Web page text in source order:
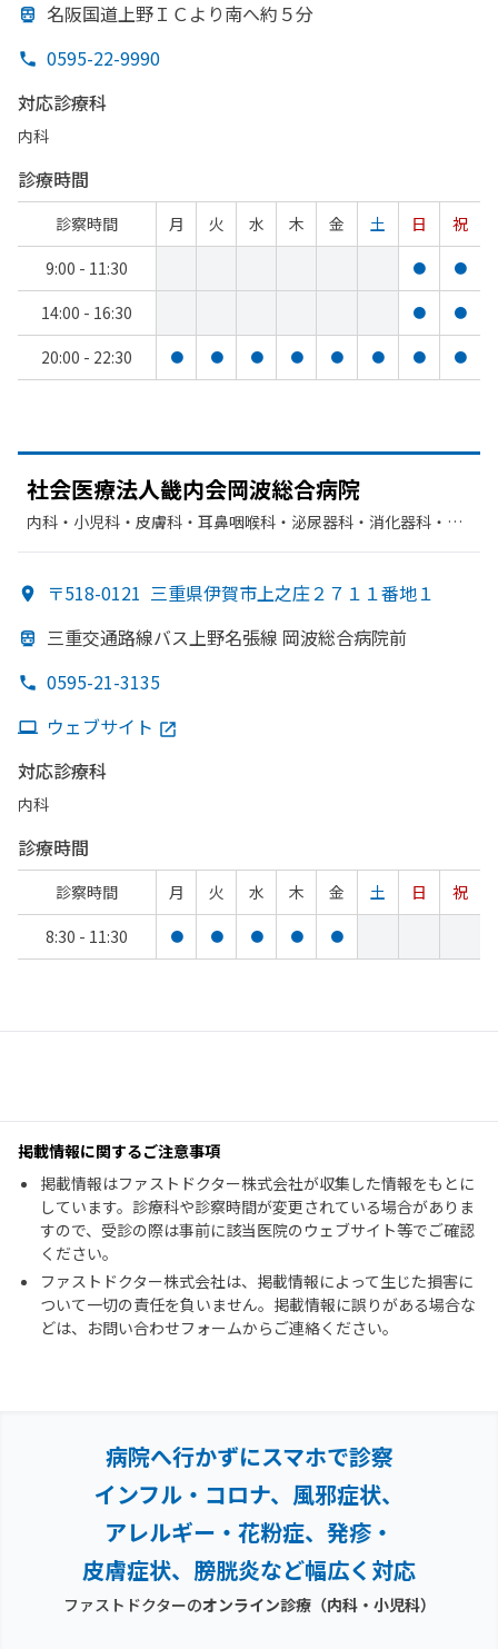
名阪国道上野ＩＣより南へ約５分
0595-22-9990
対応診療科
内科
診療時間
診察時間 月 火 水 木 金 土 日
祝
9:00 - 11:30
● ●
14:00 - 16:30 ● ●
20:00 - 22:30 ● ● ● ● ● ● ● ●
社会医療法人畿内会岡波総合病院
内科・​小児科・​皮膚科・​耳鼻咽喉科・​泌尿器科・​消化器科・​呼
科・​リハビリテーション・​歯科口腔外科
〒518-0121 三重県伊賀市上之庄２７１１番地１
三重交通路線バス上野名張線 岡波総合病院前
0595-21-3135
ウェブサイト
対応診療科
内科
診療時間
診察時間 月 火 水 木 金 土 日
祝
8:30 - 11:30
● ● ● ● ●
掲載情報に関するご注意事項
掲載情報はファストドクター株式会社が収集した情報をもとに
しています。診療科や診察時間が変更されている場合がありま
すので、受診の際は事前に該当医院のウェブサイト等でご確認
ください。
ファストドクター株式会社は、掲載情報によって生じた損害に
ついて一切の責任を負いません。掲載情報に誤りがある場合な
どは、お問い合わせフォームからご連絡ください。
病院へ行かずにスマホで診察
インフル・コロナ、風邪症状、
アレルギー・花粉症、 発疹・
皮膚症状、膀胱炎など幅広く対応
ファストドクターのオンライン診療（内科・小児科）